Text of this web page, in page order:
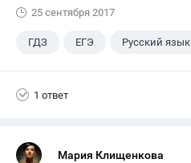
25 сентября 2017
ГДЗ ЕГЭ Русский язык
1 ответ
Мария Клищенкова